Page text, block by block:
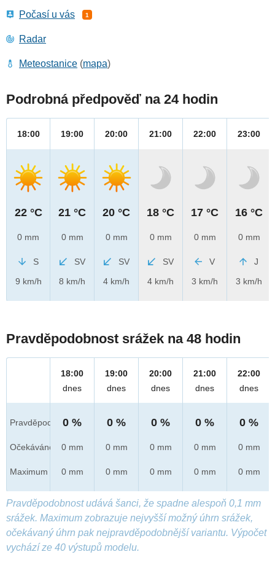
Počasí u vás 1
Radar
Meteostanice (mapa)
Podrobná předpověď na 24 hodin
18:00
22 °C
0 mm
S
9 km/h
19:00
21 °C
0 mm
SV
8 km/h
20:00
20 °C
0 mm
SV
4 km/h
21:00
18 °C
0 mm
SV
4 km/h
22:00
17 °C
0 mm
V
3 km/h
23:00
16 °C
0 mm
J
3 km/h
Pravděpodobnost srážek na 48 hodin
Pravděpod.
Očekáváno
Maximum
18:00
dnes
0 %
0 mm
0 mm
19:00
dnes
0 %
0 mm
0 mm
20:00
dnes
0 %
0 mm
0 mm
21:00
dnes
0 %
0 mm
0 mm
22:00
dnes
0 %
0 mm
0 mm
Pravděpodobnost udává šanci, že spadne alespoň 0,1 mm
srážek. Maximum zobrazuje nejvyšší možný úhrn srážek,
očekávaný úhrn pak nejpravděpodobnější variantu. Výpočet
vychází ze 40 výstupů modelu.